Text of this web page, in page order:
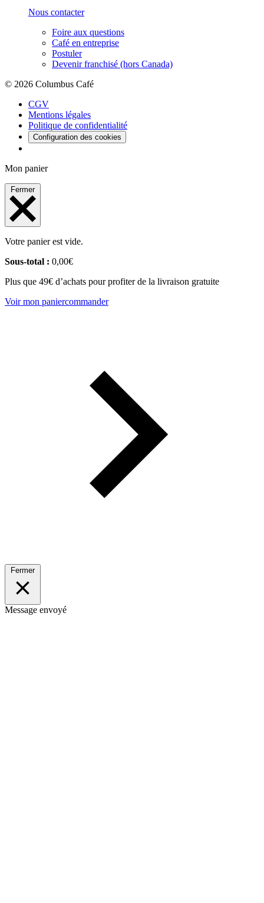
Nous contacter
Foire aux questions
Café en entreprise
Postuler
Devenir franchisé (hors Canada)
© 2026 Columbus Café
CGV
Mentions légales
Politique de confidentialité
Configuration des cookies
Mon panier
Fermer
Votre panier est vide.
Sous-total : 0,00€
Plus que 49€ d’achats pour profiter de la livraison gratuite
Voir mon paniercommander
Fermer
Message envoyé